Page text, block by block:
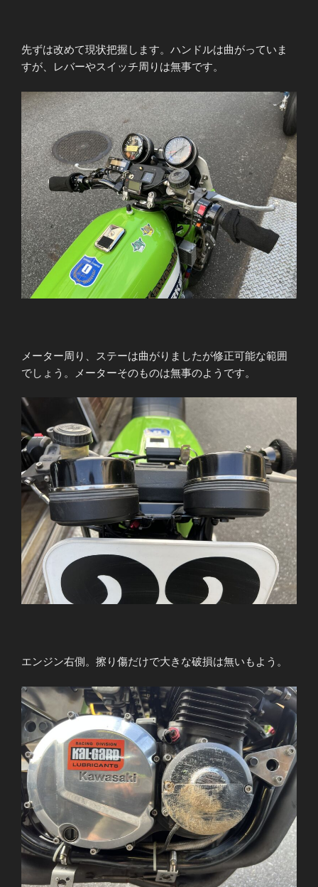
先ずは改めて現状把握します。ハンドルは曲がっていま
すが、レバーやスイッチ周りは無事です。
メーター周り、ステーは曲がりましたが修正可能な範囲
でしょう。メーターそのものは無事のようです。
エンジン右側。擦り傷だけで大きな破損は無いもよう。